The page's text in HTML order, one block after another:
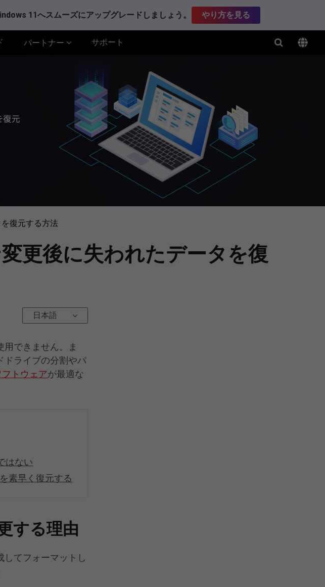
11へスムーズにアップグレードしましょう。 やり方を見る
パートナー サポート
復元する方法
更後に失われたデータを復
日本語
できません。ま
ドライブの分割やパ
トウェアが最適な
はない
素早く復元する
する理由
てフォーマットし